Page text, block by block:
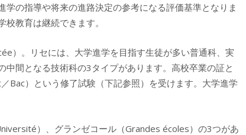
の指導や将来の進路決定の参考になる評価基準となりま
教育は継続できます。
）。リセには、大学進学を目指す生徒が多い普通科、実
間となる技術科の3タイプがあります。高校卒業の証と
／Bac）という修了試験（下記参照）を受けます。大学進学
）、グランゼコール（Grandes écoles）の3つがあ